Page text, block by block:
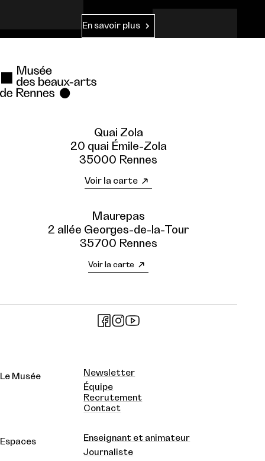
En savoir plus
Quai Zola
20 quai Émile-Zola
35000 Rennes
Voir la carte
Maurepas
2 allée Georges-de-la-Tour
35700 Rennes
Voir la carte
Le Musée
Newsletter
Équipe
Recrutement
Contact
Espaces
Enseignant et animateur
Journaliste